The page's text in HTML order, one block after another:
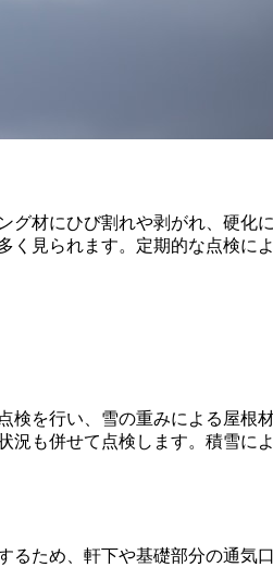
材にひび割れや剥がれ、硬化
見られます。定期的な点検に
を行い、雪の重みによる屋根
も併せて点検します。積雪に
ため、軒下や基礎部分の通気